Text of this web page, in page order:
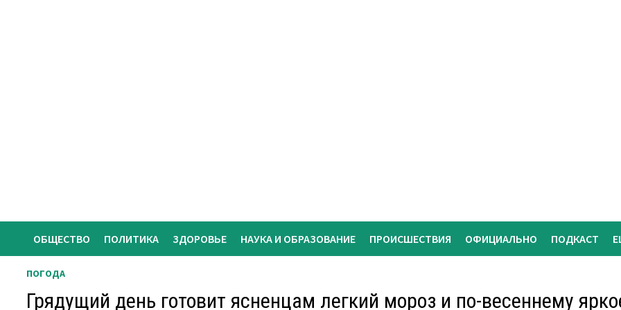
ОБЩЕСТВО ПОЛИТИКА ЗДОРОВЬЕ НАУКА И ОБРАЗОВАНИЕ ПРОИСШЕСТВИЯ ОФИЦИАЛЬНО ПОДКАСТ
ПОГОДА
Грядущий день готовит ясненцам легкий мороз и по-весеннему